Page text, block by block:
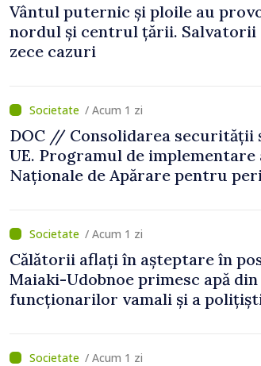
Vântul puternic și ploile au
nordul și centrul țării.
zece cazuri
/ Acum 1 zi
DOC // Consolidarea securității
UE. Programul de
Naționale de Apărare pentru
/ Acum 1 zi
Călătorii aflați în așteptare în
Maiaki-Udobnoe primesc apă
funcționarilor vamali și a
/ Acum 1 zi